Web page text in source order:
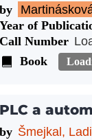
by
Year of
Call Number
Book
PLC a
by Šmejkal,